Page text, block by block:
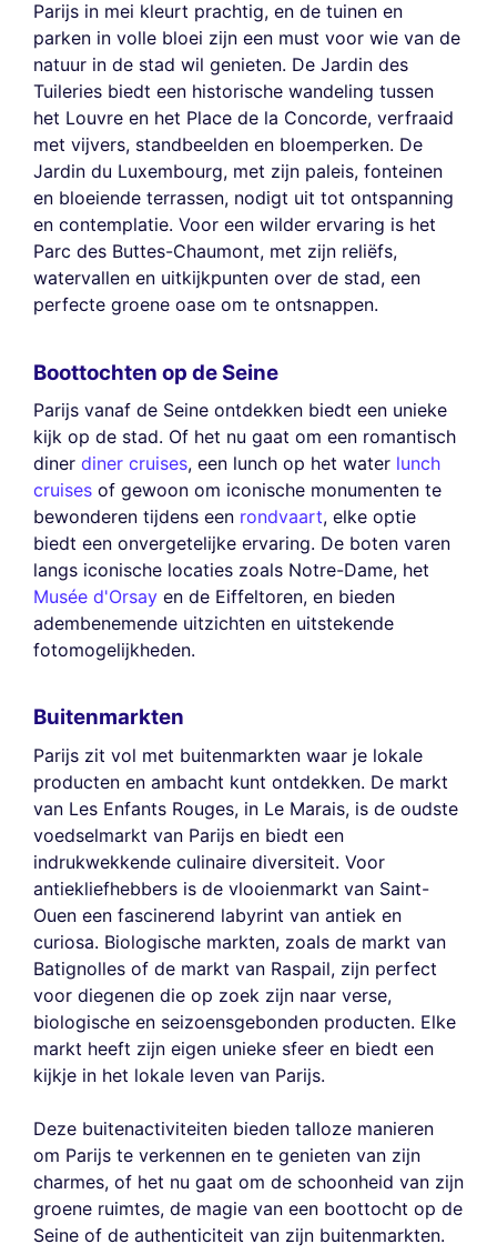
Parijs in mei kleurt prachtig, en de tuinen en
parken in volle bloei zijn een must voor wie van de
natuur in de stad wil genieten. De Jardin des
Tuileries biedt een historische wandeling tussen
het Louvre en het Place de la Concorde, verfraaid
met vijvers, standbeelden en bloemperken. De
Jardin du Luxembourg, met zijn paleis, fonteinen
en bloeiende terrassen, nodigt uit tot ontspanning
en contemplatie. Voor een wilder ervaring is het
Parc des Buttes-Chaumont, met zijn reliëfs,
watervallen en uitkijkpunten over de stad, een
perfecte groene oase om te ontsnappen.
Boottochten op de Seine
Parijs vanaf de Seine ontdekken biedt een unieke
kijk op de stad. Of het nu gaat om een romantisch
diner diner cruises, een lunch op het water lunch
cruises of gewoon om iconische monumenten te
bewonderen tijdens een rondvaart, elke optie
biedt een onvergetelijke ervaring. De boten varen
langs iconische locaties zoals Notre-Dame, het
Musée d'Orsay en de Eiffeltoren, en bieden
adembenemende uitzichten en uitstekende
fotomogelijkheden.
Buitenmarkten
Parijs zit vol met buitenmarkten waar je lokale
producten en ambacht kunt ontdekken. De markt
van Les Enfants Rouges, in Le Marais, is de oudste
voedselmarkt van Parijs en biedt een
indrukwekkende culinaire diversiteit. Voor
antiekliefhebbers is de vlooienmarkt van Saint-
Ouen een fascinerend labyrint van antiek en
curiosa. Biologische markten, zoals de markt van
Batignolles of de markt van Raspail, zijn perfect
voor diegenen die op zoek zijn naar verse,
biologische en seizoensgebonden producten. Elke
markt heeft zijn eigen unieke sfeer en biedt een
kijkje in het lokale leven van Parijs.
Deze buitenactiviteiten bieden talloze manieren
om Parijs te verkennen en te genieten van zijn
charmes, of het nu gaat om de schoonheid van zijn
groene ruimtes, de magie van een boottocht op de
Seine of de authenticiteit van zijn buitenmarkten.